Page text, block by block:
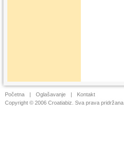
Početna | Oglašavanje |
Kontakt
Copyright © 2006 Croatiabiz. Sva prava pridržana.